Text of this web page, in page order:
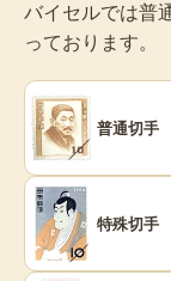
バイセルでは普
っております。
普通切手
特殊切手